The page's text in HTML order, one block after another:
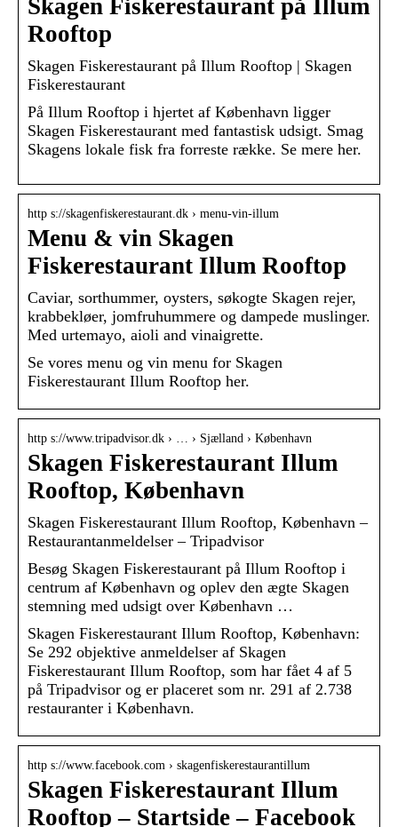
Skagen Fiskerestaurant på Illum
Rooftop
Skagen Fiskerestaurant på Illum Rooftop | Skagen
Fiskerestaurant
På Illum Rooftop i hjertet af København ligger
Skagen Fiskerestaurant med fantastisk udsigt. Smag
Skagens lokale fisk fra forreste række. Se mere her.
http s://skagenfiskerestaurant.dk › menu-vin-illum
Menu & vin Skagen
Fiskerestaurant Illum Rooftop
Caviar, sorthummer, oysters, søkogte Skagen rejer,
krabbekløer, jomfruhummere og dampede muslinger.
Med urtemayo, aioli and vinaigrette.
Se vores menu og vin menu for Skagen
Fiskerestaurant Illum Rooftop her.
http s://www.tripadvisor.dk › … › Sjælland › København
Skagen Fiskerestaurant Illum
Rooftop, København
Skagen Fiskerestaurant Illum Rooftop, København –
Restaurantanmeldelser – Tripadvisor
Besøg Skagen Fiskerestaurant på Illum Rooftop i
centrum af København og oplev den ægte Skagen
stemning med udsigt over København …
Skagen Fiskerestaurant Illum Rooftop, København:
Se 292 objektive anmeldelser af Skagen
Fiskerestaurant Illum Rooftop, som har fået 4 af 5
på Tripadvisor og er placeret som nr. 291 af 2.738
restauranter i København.
http s://www.facebook.com › skagenfiskerestaurantillum
Skagen Fiskerestaurant Illum
Rooftop – Startside – Facebook